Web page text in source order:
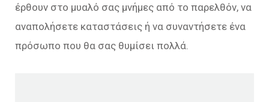
έρθουν στο μυαλό σας μνήμες από το παρελθόν, να
αναπολήσετε καταστάσεις ή να συναντήσετε ένα
πρόσωπο που θα σας θυμίσει πολλά.